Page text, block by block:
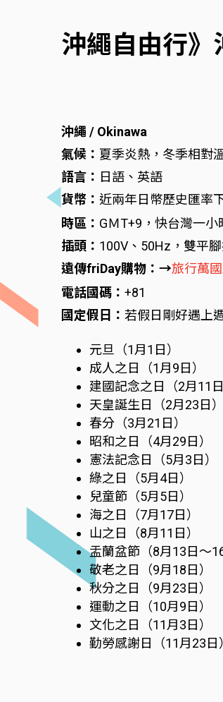
沖繩自由行》
沖繩 / Okinawa
氣候： 夏季炎熱，冬季相對
語言： 日語、英語
貨幣： 近兩年日幣歷史匯率
時區： GＭT+9，快台灣一小
插頭： 100V、50Hz，雙平
遠傳friDay購物：→旅行萬
電話國碼： +81
國定假日： 若假日剛好遇上
元旦（1月1日）
成人之日（1月9日）
建國記念之日（2月11日
天皇誕生日（2月23日）
春分（3月21日）
昭和之日（4月29日）
憲法記念日（5月3日）
綠之日（5月4日）
兒童節（5月5日）
海之日（7月17日）
山之日（8月11日）
盂蘭盆節（8月13日～16
敬老之日（9月18日）
秋分之日（9月23日）
運動之日（10月9日）
文化之日（11月3日）
勤勞感謝日（11月23日